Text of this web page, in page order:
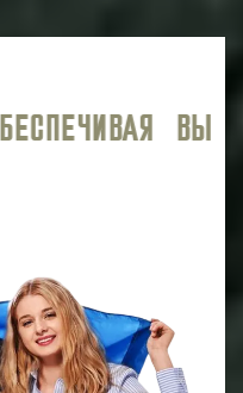
ГОТОВЫ